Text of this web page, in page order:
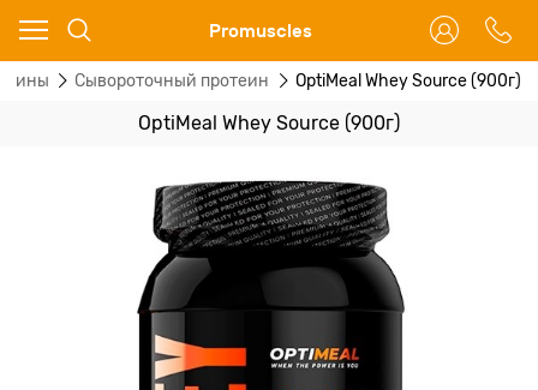
Promuscles
Сывороточный протеин OptiMeal Whey Source (900г)
OptiMeal Whey Source (900г)
Ваш город - Москва,
угадали?
ДА НЕТ